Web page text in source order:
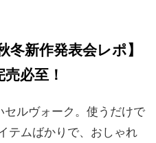
愛い
で簡
単！
冬新作発表会レポ】
必至！
ルヴォーク。使うだけで
テムばかりで、おしゃれ